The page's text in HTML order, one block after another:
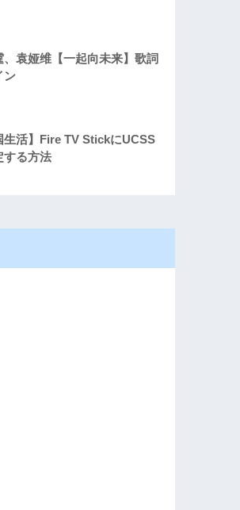
、袁娅维【一起向未来】歌詞
ン
生活】Fire TV StickにUCSS
する方法